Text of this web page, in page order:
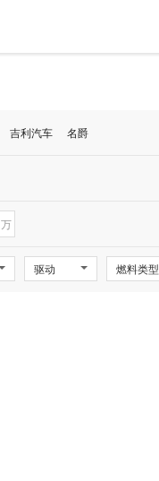
吉利汽车 名爵
万
驱动 燃料类型